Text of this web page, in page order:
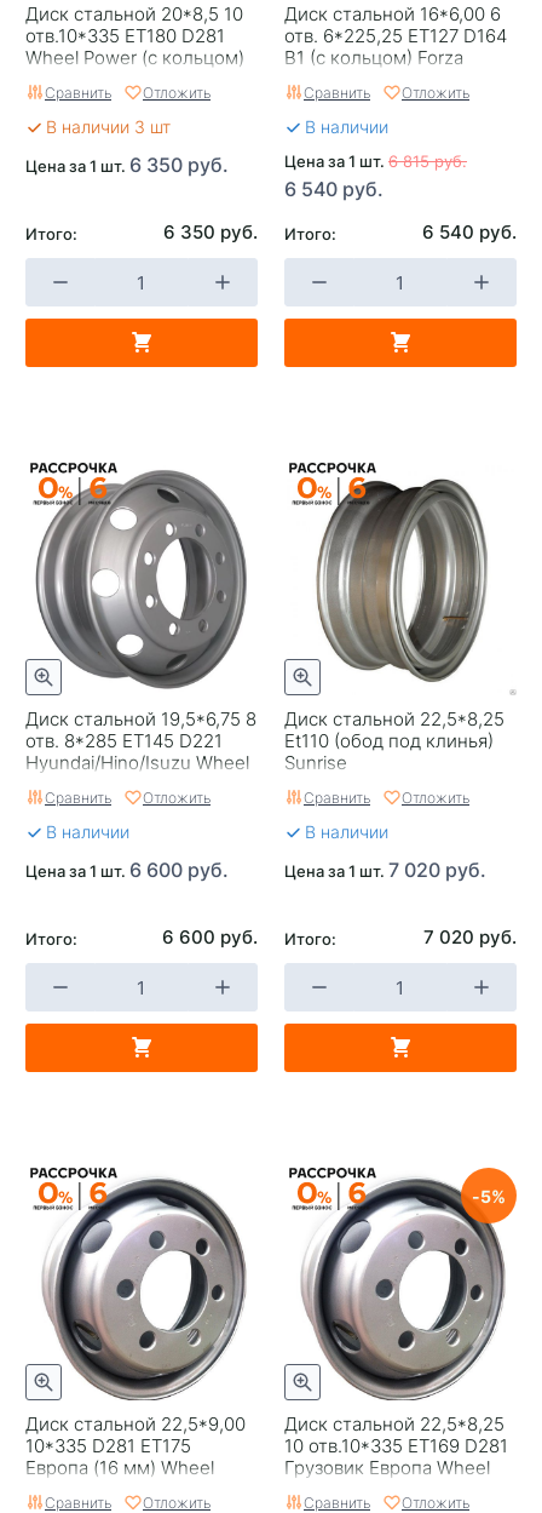
Диск стальной 20*8,5 10
отв.10*335 ЕТ180 D281
Wheel Power (с кольцом)
Сравнить Отложить
В наличии 3 шт
Цена за 1 шт. 6 350 руб.
Итого: 6 350 руб.
Диск стальной 16*6,00 6
отв. 6*225,25 ET127 D164
B1 (с кольцом) Forza
Сравнить Отложить
В наличии
Цена за 1 шт. 6 815 руб.
6 540 руб.
Итого: 6 540 руб.
Диск стальной 19,5*6,75 8
отв. 8*285 EТ145 D221
Hyundai/Hino/Isuzu Wheel
Power
Сравнить Отложить
В наличии
Цена за 1 шт. 6 600 руб.
Итого: 6 600 руб.
Диск стальной 22,5*8,25
Et110 (обод под клинья)
Sunrise
Сравнить Отложить
В наличии
Цена за 1 шт. 7 020 руб.
Итого: 7 020 руб.
Диск стальной 22,5*9,00
10*335 D281 ET175
Европа (16 мм) Wheel
Power
Сравнить Отложить
Диск стальной 22,5*8,25
10 отв.10*335 ET169 D281
Грузовик Европа Wheel
Power
5
Сравнить Отложить